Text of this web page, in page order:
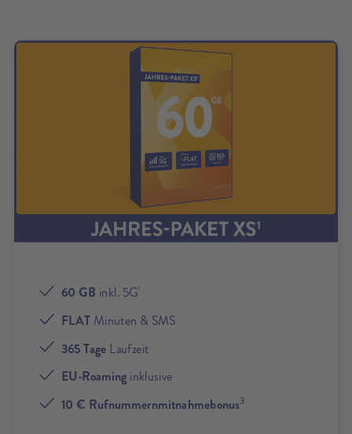
60 GB inkl. 5G1
FLAT Minuten & SMS
365 Tage Laufzeit
EU-Roaming inklusive
10 € Rufnummernmitnahmebonus3